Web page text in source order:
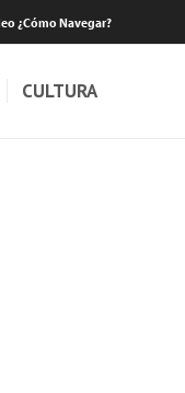
¿Cómo Navegar?
CULTURA